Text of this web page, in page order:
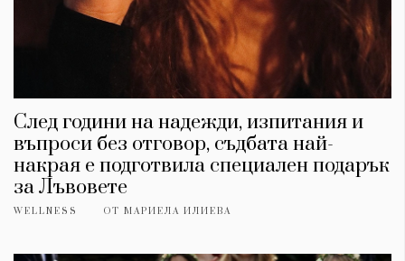
След години на надежди, изпитания и
въпроси без отговор, съдбата най-
накрая е подготвила специален подарък
за Лъвовете
WELLNESS ОТ МАРИЕЛА ИЛИЕВА